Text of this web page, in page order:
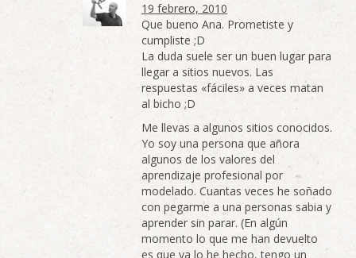
19 febrero, 2010
Que bueno Ana. Prometiste y
cumpliste ;D
La duda suele ser un buen lugar para
llegar a sitios nuevos. Las
respuestas «fáciles» a veces matan
al bicho ;D
Me llevas a algunos sitios conocidos.
Yo soy una persona que añora
algunos de los valores del
aprendizaje profesional por
modelado. Cuantas veces he soñado
con pegarme a una personas sabia y
aprender sin parar. (En algún
momento lo que me han devuelto
es que ya lo he hecho, tengo un